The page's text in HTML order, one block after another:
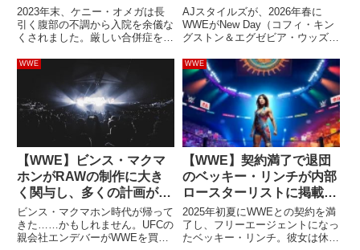
「幸運にも、かなり良くな
っている」
2023年末、ケニー・オメガは長
引く腹部の不調から入院を余儀な
くされました。厳しい合併症を引
気、憩室炎と診断された彼は、今
も闘病生活を送っています。治療
には絶食を伴うケースもあり、復
帰できるほどコンディションを
整...
シティ・マシンガンズの放
出を語る
AJスタイルズが、2026年春に
WWEがNew Day（コフィ・キン
グストン＆エグゼビア・ウッズ）
ズ（アレックス・シェリー＆クリ
ス・セイビン）を放出した判断に
疑問を示しました。両チームの実
力と長年磨いた試合運び...
WWE
【WWE】ビンス・マクマ
ホンがRAWの制作に大き
く関与し、多くの計画が変
更を強いられたと報じられ
る。ゴリラポジションにも
復帰
ビンス・マクマホン時代が帰って
きた……かもしれません。UFCの
親会社エンデバーがWWEを買収
WWE
【WWE】契約満了で退団
のベッキー・リンチが内部
ロースターリストに掲載さ
れ続けていると報じられ
る。フリーエージェントに
なっていないかも？
2025年初夏にWWEとの契約を満
了し、フリーエージェントになっ
たベッキー・リンチ。彼女は休暇